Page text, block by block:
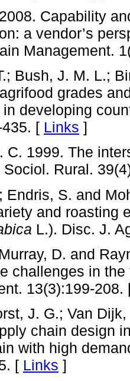
Capability
a vendor’s
Management.
Bush, J. M. L.;
grades
developing
[ Links ]
C. 1999. The
Sociol. Rural.
Endris, S. and
and roasting
L.). Disc. J.
D. and
challenges in
13(3):199-
J. G.; Van
chain design
with high
[ Links ]